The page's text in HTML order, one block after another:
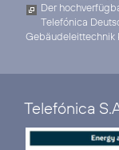
Der
Telefónica
Gebäudeleittechnik
Telefónica